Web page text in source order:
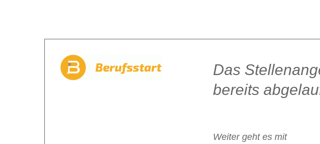
Das
bereits
Weiter geht es mit